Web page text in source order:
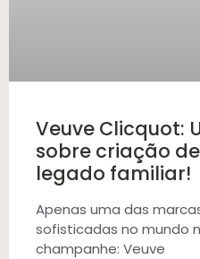
Veuve Clicquot:
sobre criação
legado familiar!
Apenas uma das
sofisticadas no mundo
champanhe: Veuve